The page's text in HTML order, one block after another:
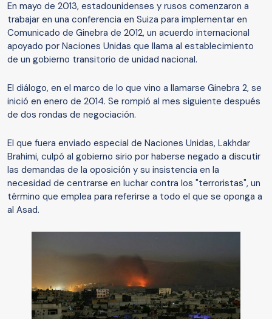
En mayo de 2013, estadounidenses y rusos comenzaron a
trabajar en una conferencia en Suiza para implementar en
Comunicado de Ginebra de 2012, un acuerdo internacional
apoyado por Naciones Unidas que llama al establecimiento
de un gobierno transitorio de unidad nacional.
El diálogo, en el marco de lo que vino a llamarse Ginebra 2, se
inició en enero de 2014. Se rompió al mes siguiente después
de dos rondas de negociación.
El que fuera enviado especial de Naciones Unidas, Lakhdar
Brahimi, culpó al gobierno sirio por haberse negado a discutir
las demandas de la oposición y su insistencia en la
necesidad de centrarse en luchar contra los "terroristas", un
término que emplea para referirse a todo el que se oponga a
al Asad.